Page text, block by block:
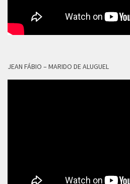
JEAN FÁBIO – MARIDO DE ALUGUEL